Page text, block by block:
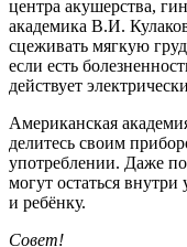
центра акушерства,
академика В.И.
сцеживать мягкую
если есть
действует
Американская
делитесь своим
употреблении. Даже
могут остаться внутри
и ребёнку.
Совет!